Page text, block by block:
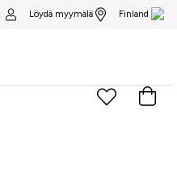
Löydä myymälä Finland